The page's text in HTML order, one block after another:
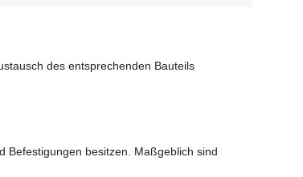
des entsprechenden Bauteils
Befestigungen besitzen. Maßgeblich sind